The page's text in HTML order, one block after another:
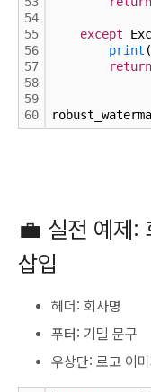
54
55
56
57
58
59
60
except
print
return
💼 실전 예제:
삽입
헤더: 회사명
푸터: 기밀 문구
우상단: 로고 이미